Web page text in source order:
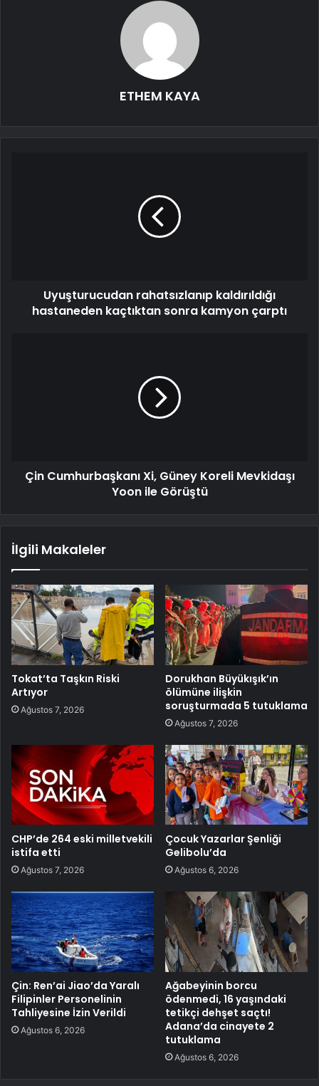
ETHEM KAYA
Uyuşturucudan rahatsızlanıp kaldırıldığı
hastaneden kaçtıktan sonra kamyon çarptı
Çin Cumhurbaşkanı Xi, Güney Koreli Mevkidaşı
Yoon ile Görüştü
İlgili Makaleler
Tokat’ta Taşkın Riski
Artıyor
Ağustos 7, 2026
Dorukhan Büyükışık’ın
ölümüne ilişkin
soruşturmada 5 tutuklama
Ağustos 7, 2026
CHP’de 264 eski milletvekili
istifa etti
Ağustos 7, 2026
Çocuk Yazarlar Şenliği
Gelibolu’da
Ağustos 6, 2026
Çin: Ren’ai Jiao’da Yaralı
Filipinler Personelinin
Tahliyesine İzin Verildi
Ağustos 6, 2026
Ağabeyinin borcu
ödenmedi, 16 yaşındaki
tetikçi dehşet saçtı!
Adana’da cinayete 2
tutuklama
Ağustos 6, 2026